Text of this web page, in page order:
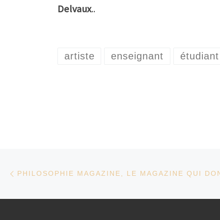
Delvaux..
artiste enseignant étudiant
Parcourir les articles